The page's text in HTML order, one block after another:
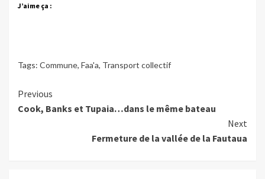
J’aime ça :
Tags: Commune, Faa'a, Transport collectif
Continue
Reading
Previous
Cook, Banks et Tupaia…dans le même bateau
Next
Fermeture de la vallée de la Fautaua